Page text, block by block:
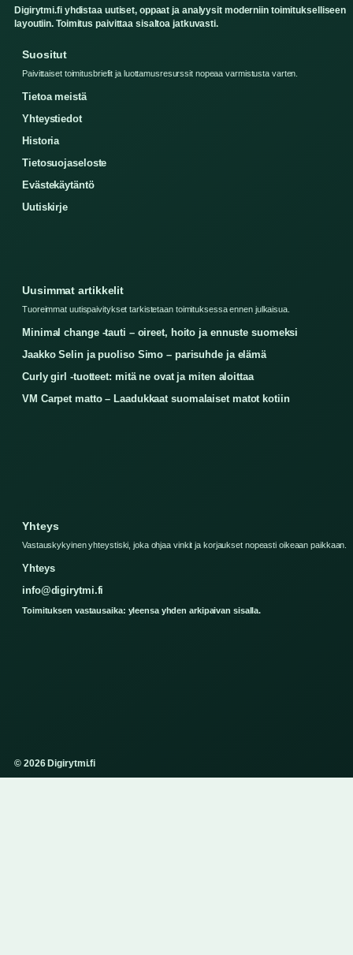
Digirytmi.fi yhdistaa uutiset, oppaat ja analyysit moderniin toimitukselliseen
layoutiin. Toimitus paivittaa sisaltoa jatkuvasti.
Suositut
Paivittaiset toimitusbriefit ja luottamusresurssit nopeaa varmistusta varten.
Tietoa meistä
Yhteystiedot
Historia
Tietosuojaseloste
Evästekäytäntö
Uutiskirje
Uusimmat artikkelit
Tuoreimmat uutispaivitykset tarkistetaan toimituksessa ennen julkaisua.
Minimal change -tauti – oireet, hoito ja ennuste suomeksi
Jaakko Selin ja puoliso Simo – parisuhde ja elämä
Curly girl -tuotteet: mitä ne ovat ja miten aloittaa
VM Carpet matto – Laadukkaat suomalaiset matot kotiin
Yhteys
Vastauskykyinen yhteystiski, joka ohjaa vinkit ja korjaukset nopeasti oikeaan paikkaan.
Yhteys
info@digirytmi.fi
Toimituksen vastausaika: yleensa yhden arkipaivan sisalla.
© 2026 Digirytmi.fi